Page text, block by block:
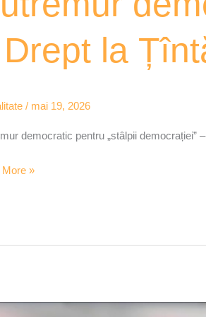
la
/ mai 19, 2026
democratic pentru „stâlpii democrației”
More »